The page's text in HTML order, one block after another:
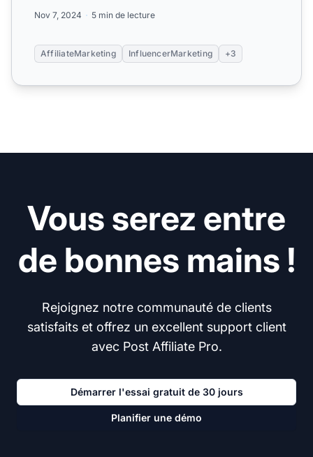
Nov 7, 2024 5 min de lecture
AffiliateMarketing InfluencerMarketing +3
Vous serez entre
de bonnes mains !
Rejoignez notre communauté de clients
satisfaits et offrez un excellent support client
avec Post Affiliate Pro.
Démarrer l'essai gratuit de 30 jours
Planifier une démo